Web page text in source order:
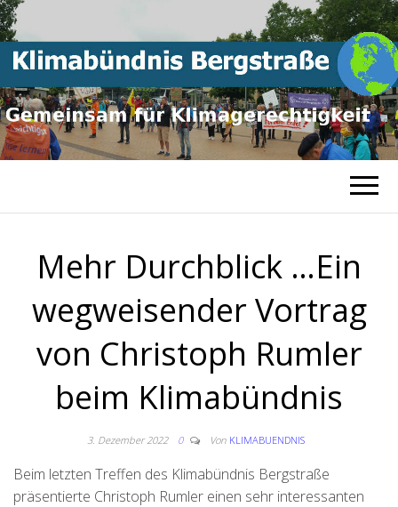
BERGSTRASSE
Gemeinsam für
Klimagerechtigkeit
Mehr Durchblick …Ein
wegweisender Vortrag
von Christoph Rumler
beim Klimabündnis
3. Dezember 2022 0 Von KLIMABUENDNIS
Beim letzten Treffen des Klimabündnis Bergstraße
präsentierte Christoph Rumler einen sehr interessanten